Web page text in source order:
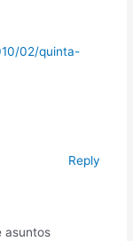
02/quinta-
Reply
asuntos